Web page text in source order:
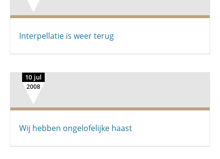
Interpellatie is weer terug
10 jul
2008
Wij hebben ongelofelijke haast